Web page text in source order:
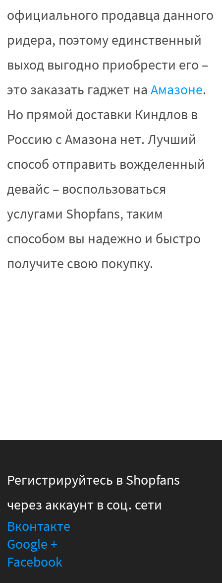
официального продавца данного
ридера, поэтому единственный
выход выгодно приобрести его –
это заказать гаджет на Амазоне.
Но прямой доставки Киндлов в
Россию с Амазона нет. Лучший
способ отправить вожделенный
девайс – воспользоваться
услугами Shopfans, таким
способом вы надежно и быстро
получите свою покупку.
Регистрируйтесь в Shopfans
через аккаунт в соц. сети
Вконтакте
Google +
Facebook